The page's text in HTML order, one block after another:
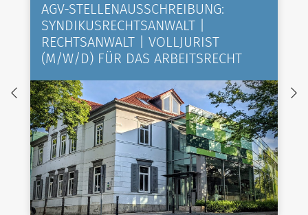
AGV-STELLENAUSSCHREIBUNG:
SYNDIKUSRECHTSANWALT |
RECHTSANWALT | VOLLJURIST
(M/W/D) FÜR DAS ARBEITSRECHT